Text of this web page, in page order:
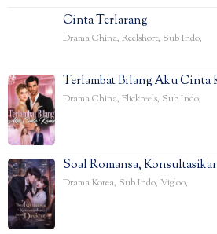
Cinta Terlarang
Drama China, Reelshort, Sub Indo,
Terlambat Bilang Aku Cinta
Drama China, Flickreels, Sub Indo,
Soal Romansa,
Drama Korea, Sub Indo, Vigloo,